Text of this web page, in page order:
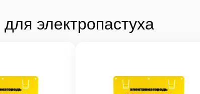
электропастуха